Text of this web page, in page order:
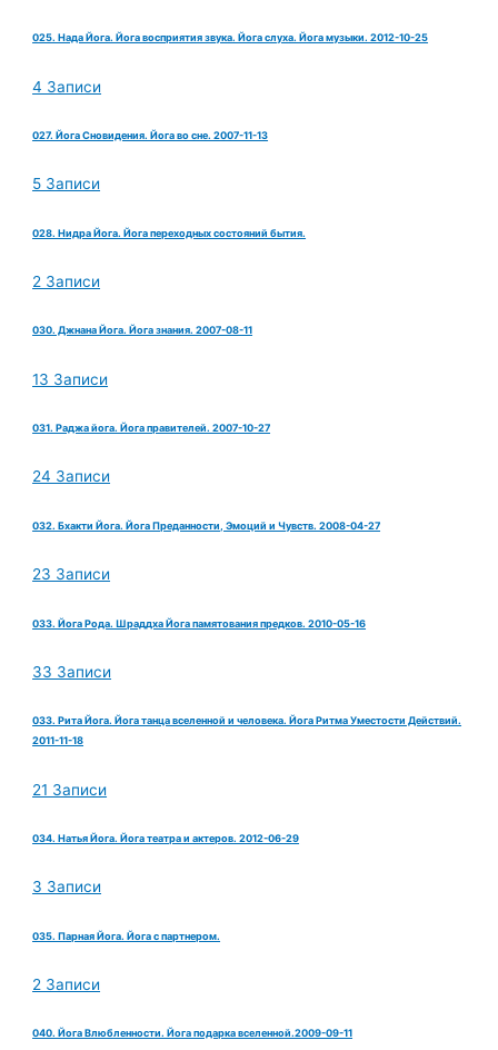
025. Нада Йога. Йога восприятия звука. Йога слуха. Йога музыки. 2012-10-25
4 Записи
027. Йога Сновидения. Йога во сне. 2007-11-13
5 Записи
028. Нидра Йога. Йога переходных состояний бытия.
2 Записи
030. Джнана Йога. Йога знания. 2007-08-11
13 Записи
031. Раджа йога. Йога правителей. 2007-10-27
24 Записи
032. Бхакти Йога. Йога Преданности, Эмоций и Чувств. 2008-04-27
23 Записи
033. Йога Рода. Шраддха Йога памятования предков. 2010-05-16
33 Записи
033. Рита Йога. Йога танца вселенной и человека. Йога Ритма Уместости Действий.
2011-11-18
21 Записи
034. Натья Йога. Йога театра и актеров. 2012-06-29
3 Записи
035. Парная Йога. Йога с партнером.
2 Записи
040. Йога Влюбленности. Йога подарка вселенной.2009-09-11